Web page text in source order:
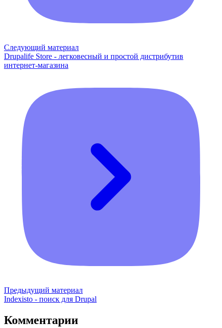
Следующий материал
Drupalife Store - легковесный и простой дистрибутив
интернет-магазина
Предыдущий материал
Indexisto - поиск для Drupal
Комментарии